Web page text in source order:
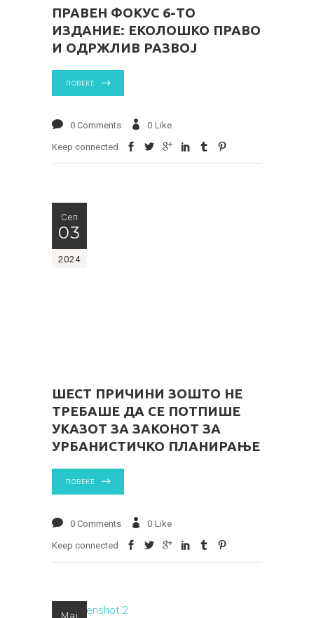
ПРАВЕН ФОКУС 6-ТО
ИЗДАНИЕ: ЕКОЛОШКО ПРАВО
И ОДРЖЛИВ РАЗВОЈ
ПОВЕЌЕ
0 Comments 0 Like
Keep connected
Сеп
03
2024
ШЕСТ ПРИЧИНИ ЗОШТО НЕ
ТРЕБАШЕ ДА СЕ ПОТПИШЕ
УКАЗОТ ЗА ЗАКОНОТ ЗА
УРБАНИСТИЧКО ПЛАНИРАЊЕ
ПОВЕЌЕ
0 Comments 0 Like
Keep connected
Мај